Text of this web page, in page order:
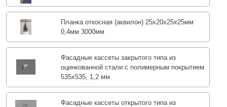
Планка откосная (аквилон) 25х20х25х25мм
0,4мм 3000мм
Фасадные кассеты закрытого типа из
оцинкованной стали с полимерным покрытием
535х535, 1,2 мм
Фасадные кассеты открытого типа из